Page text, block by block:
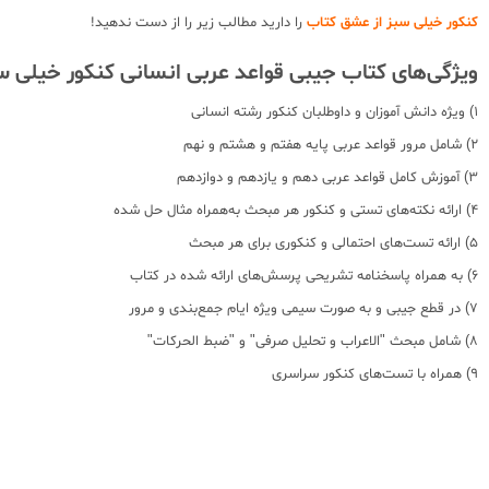
کنکور خیلی سبز از عشق کتاب را دارید مطالب زیر را از دست ندهید!
ویژگی‌های کتاب جیبی قواعد عربی انسانی کنکور خیلی
1) ویژه دانش آموزان و داوطلبان کنکور رشته انسانی
2) شامل مرور قواعد عربی پایه هفتم و هشتم و نهم
3) آموزش کامل قواعد عربی دهم و یازدهم و دوازدهم
4) ارائه نکته‌های تستی و کنکور هر مبحث به‌همراه مثال حل شده
5) ارائه تست‌های احتمالی و کنکوری برای هر مبحث
6) به همراه پاسخنامه تشریحی پرسش‌های ارائه شده در کتاب
7) در قطع جیبی و به صورت سیمی ویژه ایام جمع‌بندی و مرور
8) شامل مبحث "الاعراب و تحلیل صرفی" و "ضبط الحرکات"
9) همراه با تست‌های کنکور سراسری